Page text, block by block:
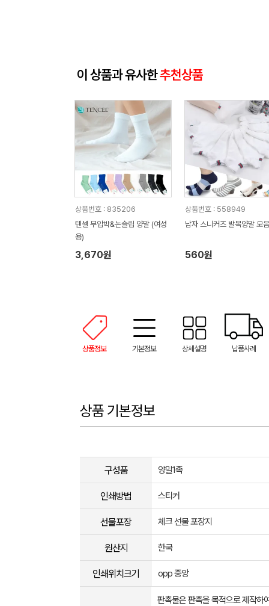
이 상품과 유사한추천상품
상품번호 : 835206
텐셀 무압박&논슬립 양말 (여성
용)
3,670원
상품번호 : 558949
남자 스니커즈 발목양말 모음
560원
상품정보 기본정보 상세설명 납품사례
상품 기본정보
구성품 양말1족
인쇄방법 스티커
선물포장 체크 선물 포장지
원산지 한국
인쇄위치크기 opp 중앙
판촉물은 판촉을 목적으로 제작하